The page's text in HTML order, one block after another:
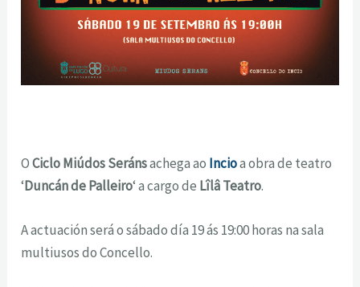
OCiclo Miúdos Seránsachega ao Incioa obra de teatro
‘Duncán de Palleiro‘ a cargo de Lîlâ Teatro.
A actuación será o sábado día 19 ás 19:00 horas na sala
multiusos do Concello.